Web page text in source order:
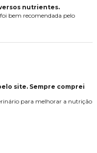
nutrientes.
bem recomendada pelo
site. Sempre comprei
para melhorar a nutrição